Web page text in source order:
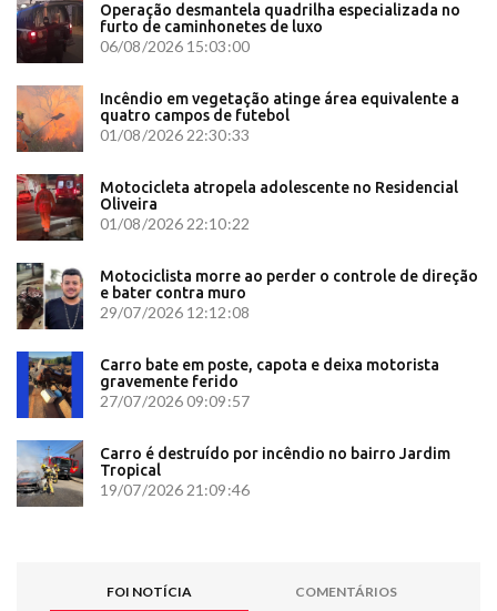
Operação desmantela quadrilha especializada no
furto de caminhonetes de luxo
06/08/2026 15:03:00
Incêndio em vegetação atinge área equivalente a
quatro campos de futebol
01/08/2026 22:30:33
Motocicleta atropela adolescente no Residencial
Oliveira
01/08/2026 22:10:22
Motociclista morre ao perder o controle de direção
e bater contra muro
29/07/2026 12:12:08
Carro bate em poste, capota e deixa motorista
gravemente ferido
27/07/2026 09:09:57
Carro é destruído por incêndio no bairro Jardim
Tropical
19/07/2026 21:09:46
FOI NOTÍCIA COMENTÁRIOS